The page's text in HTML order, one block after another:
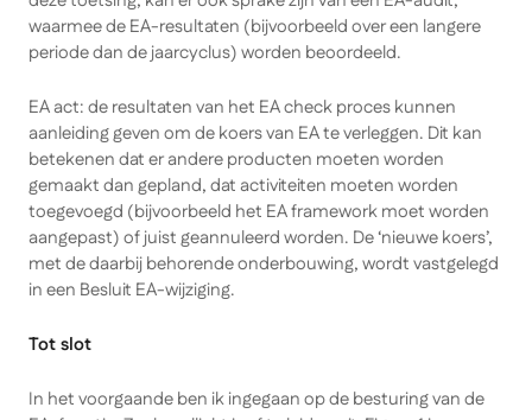
waarmee de EA-resultaten (bijvoorbeeld over een langere
periode dan de jaarcyclus) worden beoordeeld.
EA act: de resultaten van het EA check proces kunnen
aanleiding geven om de koers van EA te verleggen. Dit kan
betekenen dat er andere producten moeten worden
gemaakt dan gepland, dat activiteiten moeten worden
toegevoegd (bijvoorbeeld het EA framework moet worden
aangepast) of juist geannuleerd worden. De ‘nieuwe koers’,
met de daarbij behorende onderbouwing, wordt vastgelegd
in een Besluit EA-wijziging.
Tot slot
In het voorgaande ben ik ingegaan op de besturing van de